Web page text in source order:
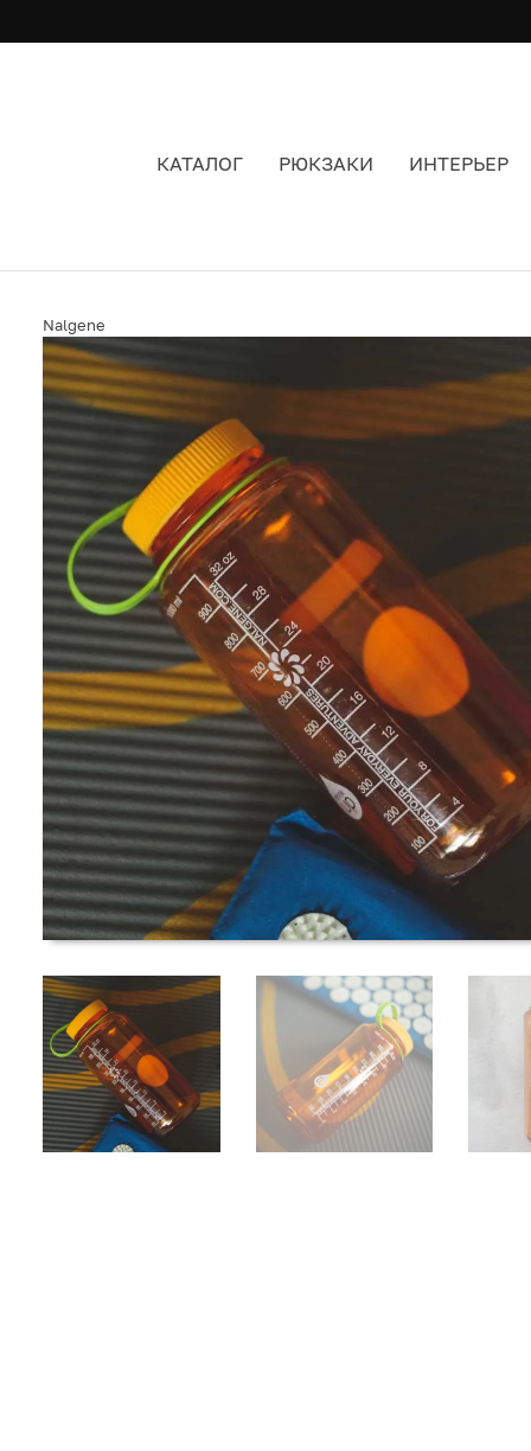
КАТАЛОГ РЮКЗАКИ ИНТЕРЬЕР
Nalgene